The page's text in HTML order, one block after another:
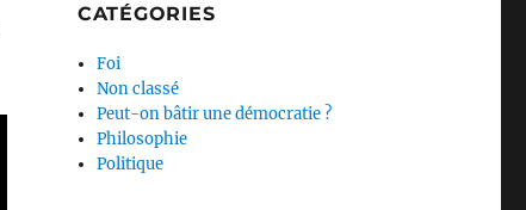
CATÉGORIES
Foi
Non classé
Peut-on bâtir une démocratie ?
Philosophie
Politique